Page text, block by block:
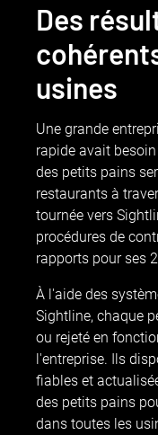
Des
usines
Une grande
rapide avait
des petits pains
restaurants à
tournée vers
procédures de
rapports pour ses
À l'aide des
Sightline, chaque
ou rejeté en
l'entreprise. Ils
fiables et
des petits pains
dans toutes les